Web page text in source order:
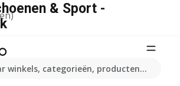
winkels, categorieën, producten...
& Sport -